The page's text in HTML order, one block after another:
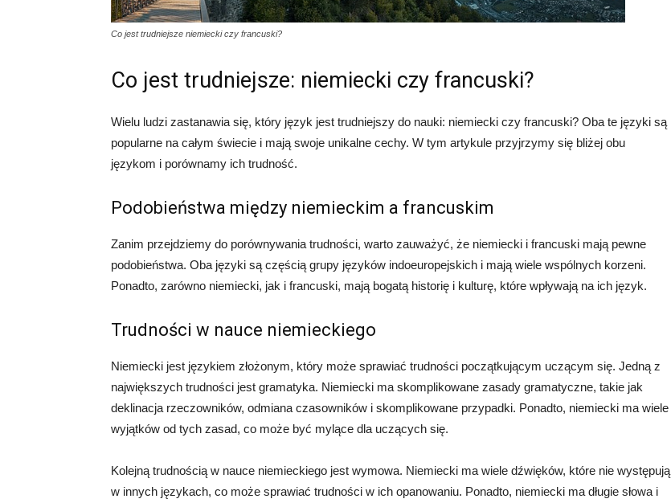
Co jest trudniejsze niemiecki czy francuski?
Co jest trudniejsze: niemiecki czy francuski?
Wielu ludzi zastanawia się, który język jest trudniejszy do nauki: niemiecki czy francuski? Oba te języki są
popularne na całym świecie i mają swoje unikalne cechy. W tym artykule przyjrzymy się bliżej obu
językom i porównamy ich trudność.
Podobieństwa między niemieckim a francuskim
Zanim przejdziemy do porównywania trudności, warto zauważyć, że niemiecki i francuski mają pewne
podobieństwa. Oba języki są częścią grupy języków indoeuropejskich i mają wiele wspólnych korzeni.
Ponadto, zarówno niemiecki, jak i francuski, mają bogatą historię i kulturę, które wpływają na ich język.
Trudności w nauce niemieckiego
Niemiecki jest językiem złożonym, który może sprawiać trudności początkującym uczącym się. Jedną z
największych trudności jest gramatyka. Niemiecki ma skomplikowane zasady gramatyczne, takie jak
deklinacja rzeczowników, odmiana czasowników i skomplikowane przypadki. Ponadto, niemiecki ma wiele
wyjątków od tych zasad, co może być mylące dla uczących się.
Kolejną trudnością w nauce niemieckiego jest wymowa. Niemiecki ma wiele dźwięków, które nie występują
w innych językach, co może sprawiać trudności w ich opanowaniu. Ponadto, niemiecki ma długie słowa i